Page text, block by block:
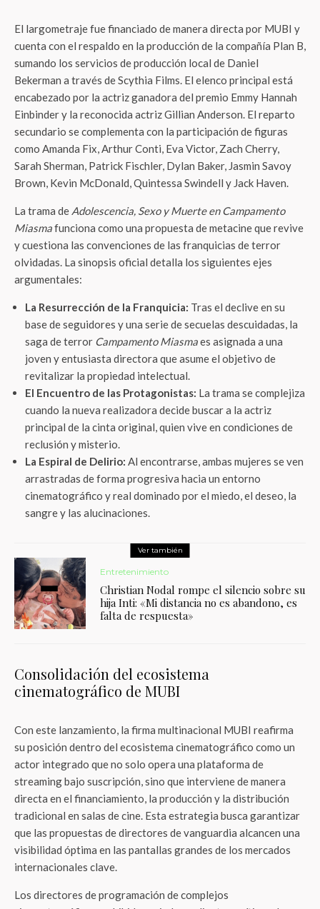
El largometraje fue financiado de manera directa por MUBI y
cuenta con el respaldo en la producción de la compañía Plan B,
sumando los servicios de producción local de Daniel
Bekerman a través de Scythia Films. El elenco principal está
encabezado por la actriz ganadora del premio Emmy Hannah
Einbinder y la reconocida actriz Gillian Anderson. El reparto
secundario se complementa con la participación de figuras
como Amanda Fix, Arthur Conti, Eva Victor, Zach Cherry,
Sarah Sherman, Patrick Fischler, Dylan Baker, Jasmin Savoy
Brown, Kevin McDonald, Quintessa Swindell y Jack Haven.
La trama de Adolescencia, Sexo y Muerte en Campamento
Miasmafunciona como una propuesta de metacine que revive
y cuestiona las convenciones de las franquicias de terror
olvidadas. La sinopsis oficial detalla los siguientes ejes
argumentales:
La Resurrección de la Franquicia: Tras el declive en su
base de seguidores y una serie de secuelas descuidadas, la
saga de terror Campamento Miasmaes asignada a una
joven y entusiasta directora que asume el objetivo de
revitalizar la propiedad intelectual.
El Encuentro de las Protagonistas: La trama se complejiza
cuando la nueva realizadora decide buscar a la actriz
principal de la cinta original, quien vive en condiciones de
reclusión y misterio.
La Espiral de Delirio: Al encontrarse, ambas mujeres se ven
arrastradas de forma progresiva hacia un entorno
cinematográfico y real dominado por el miedo, el deseo, la
sangre y las alucinaciones.
Ver también
Entretenimiento
Christian Nodal rompe el silencio sobre su
hija Inti: «Mi distancia no es abandono, es
falta de respuesta»
Consolidación del ecosistema
cinematográfico de MUBI
Con este lanzamiento, la firma multinacional MUBI reafirma
su posición dentro del ecosistema cinematográfico como un
actor integrado que no solo opera una plataforma de
streaming bajo suscripción, sino que interviene de manera
directa en el financiamiento, la producción y la distribución
tradicional en salas de cine. Esta estrategia busca garantizar
que las propuestas de directores de vanguardia alcancen una
visibilidad óptima en las pantallas grandes de los mercados
internacionales clave.
Los directores de programación de complejos